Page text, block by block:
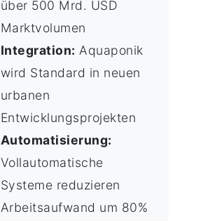
über 500 Mrd. USD
Marktvolumen
Integration: Aquaponik
wird Standard in neuen
urbanen
Entwicklungsprojekten
Automatisierung:
Vollautomatische
Systeme reduzieren
Arbeitsaufwand um 80%